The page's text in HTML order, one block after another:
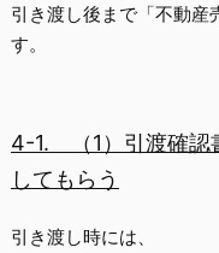
引き渡し後まで「不動産
す。
4-1. （1）引渡確認
してもらう
引き渡し時には、